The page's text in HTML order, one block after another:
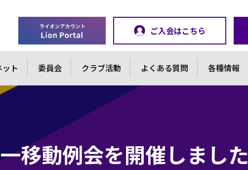
ご入会はこちら
ト 委員会 クラブ活動 よくある質問 各種情報
移動例会を開催しました